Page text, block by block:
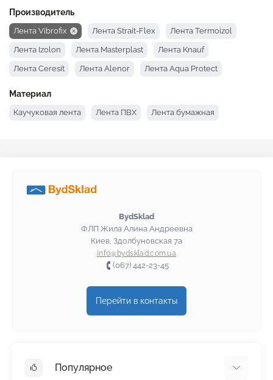
Производитель
Лента Vibrofix Лента Strait-Flex Лента Termoizol
Лента Izolon Лента Masterplast Лента Knauf
Лента Ceresit Лента Alenor Лента Aqua Protect
Материал
Каучуковая лента Лента ПВХ Лента бумажная
BydSklad
ФЛП Жила Алина Андреевна
Киев, Здолбуновская 7а
info@bydsklad.com.ua
(067) 442-23-45
Перейти в контакты
Популярное